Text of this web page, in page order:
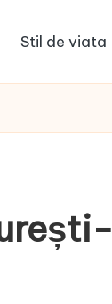
Stil de viata